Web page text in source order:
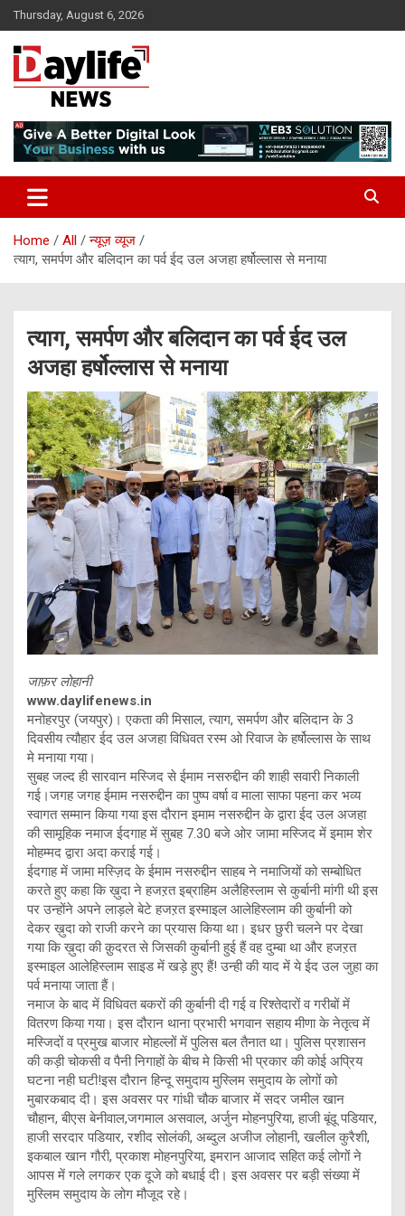
Skip
to
content
Thursday, August 6, 2026
daylifenews
Home All
न्यूज़ व्यूज
त्याग, समर्पण और बलिदान का पर्व ईद उल अजहा हर्षोल्लास से मनाया
त्याग, समर्पण और बलिदान का पर्व ईद उल
अजहा हर्षोल्लास से मनाया
जाफ़र लोहानी
www.daylifenews.in
मनोहरपुर (जयपुर)। एकता की मिसाल, त्याग, समर्पण और बलिदान के 3
दिवसीय त्यौहार ईद उल अजहा विधिवत रस्म ओ रिवाज के हर्षोल्लास के साथ
मे मनाया गया।
सुबह जल्द ही सारवान मस्जिद से ईमाम नसरुद्दीन की शाही सवारी निकाली
गई।जगह जगह ईमाम नसरुद्दीन का पुष्प वर्षा व माला साफा पहना कर भव्य
स्वागत सम्मान किया गया इस दौरान इमाम नसरुद्दीन के द्वारा ईद उल अजहा
की सामूहिक नमाज ईदगाह में सुबह 7.30 बजे ओर जामा मस्जिद में इमाम शेर
मोहम्मद द्वारा अदा कराई गई।
ईदगाह में जामा मस्ज़िद के ईमाम नसरुद्दीन साहब ने नमाजियों को सम्बोधित
करते हुए कहा कि ख़ुदा ने हजऱत इब्राहिम अलैहिस्लाम से कुर्बानी मांगी थी इस
पर उन्होंने अपने लाड़ले बेटे हजऱत इस्माइल आलेहिस्लाम की कुर्बानी को
देकर ख़ुदा को राजी करने का प्रयास किया था। इधर छुरी चलने पर देखा
गया कि ख़ुदा की क़ुदरत से जिसकी कुर्बानी हुई हैं वह दुम्बा था और हजऱत
इस्माइल आलेहिस्लाम साइड में खड़े हुए हैं! उन्ही की याद में ये ईद उल जुहा का
पर्व मनाया जाता हैं।
नमाज के बाद में विधिवत बकरों की कुर्बानी दी गई व रिश्तेदारों व गरीबों में
वितरण किया गया। इस दौरान थाना प्रभारी भगवान सहाय मीणा के नेतृत्व में
मस्जिदों व प्रमुख बाजार मोहल्लों में पुलिस बल तैनात था। पुलिस प्रशासन
की कड़ी चोकसी व पैनी निगाहों के बीच मे किसी भी प्रकार की कोई अप्रिय
घटना नही घटी!इस दौरान हिन्दू समुदाय मुस्लिम समुदाय के लोगों को
मुबारकबाद दी। इस अवसर पर गांधी चौक बाजार में सदर जमील खान
चौहान, बीएस बेनीवाल,जगमाल असवाल, अर्जुन मोहनपुरिया, हाजी बूंदू पडियार,
हाजी सरदार पडियार, रशीद सोलंकी, अब्दुल अजीज लोहानी, खलील कुरैशी,
इकबाल खान गौरी, प्रकाश मोहनपुरिया, इमरान आजाद सहित कई लोगों ने
आपस में गले लगकर एक दूजे को बधाई दी। इस अवसर पर बड़ी संख्या में
मुस्लिम समुदाय के लोग मौजूद रहे।